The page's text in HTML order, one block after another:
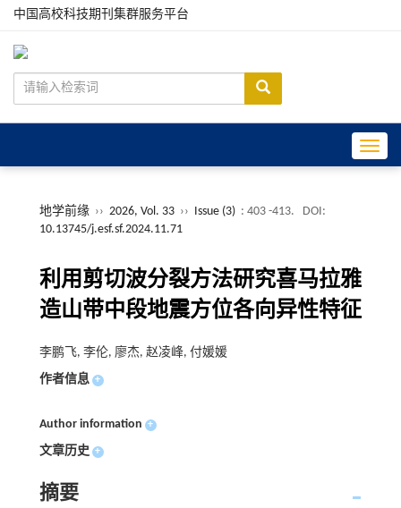
中国高校科技期刊集群服务平台
地学前缘 ›› 2026, Vol. 33 ›› Issue (3) : 403 -413.
DOI:
10.13745/j.esf.sf.2024.11.71
利用剪切波分裂方法研究喜马拉雅
造山带中段地震方位各向异性特征
李鹏飞, 李伦, 廖杰, 赵凌峰, 付媛媛
作者信息 +
Author information +
文章历史 +
摘要